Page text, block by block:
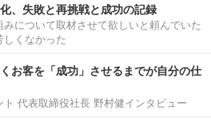
、失敗と再挑戦と成功の記録
について取材させて欲しいと頼んでいた
くなかった
お客を「成功」させるまでが自分の仕
ト 代表取締役社長 野村健インタビュー